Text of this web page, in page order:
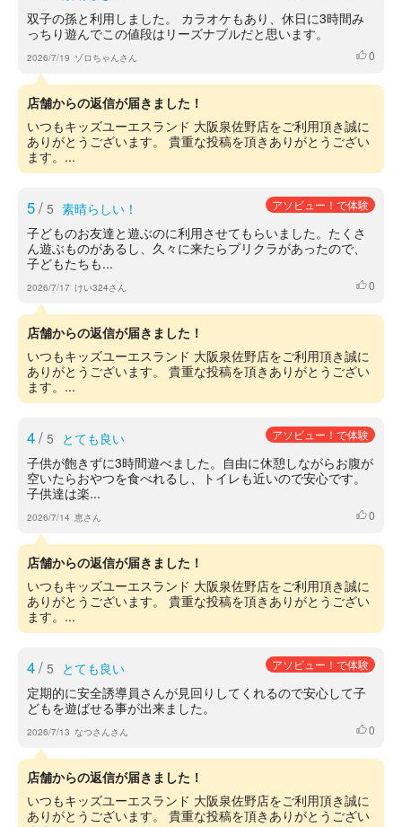
双子の孫と利用しました。 カラオケもあり、休日に3時間み
っちり遊んでこの値段はリーズナブルだと思います。
2026/7/19 ゾロちゃんさん いいね
0
店舗からの返信が届きました！
いつもキッズユーエスランド 大阪泉佐野店をご利用頂き誠に
ありがとうございます。 貴重な投稿を頂きありがとうござい
ます。...
5/ 5 素晴らしい！ アソビュー！で体験
子どものお友達と遊ぶのに利用させてもらいました。たくさ
ん遊ぶものがあるし、久々に来たらプリクラがあったので、
子どもたちも...
2026/7/17 けい324さん いいね
0
店舗からの返信が届きました！
いつもキッズユーエスランド 大阪泉佐野店をご利用頂き誠に
ありがとうございます。 貴重な投稿を頂きありがとうござい
ます。...
4/ 5 とても良い アソビュー！で体験
子供が飽きずに3時間遊べました。自由に休憩しながらお腹が
空いたらおやつを食べれるし、トイレも近いので安心です。
子供達は楽...
2026/7/14 恵さん いいね
0
店舗からの返信が届きました！
いつもキッズユーエスランド 大阪泉佐野店をご利用頂き誠に
ありがとうございます。 貴重な投稿を頂きありがとうござい
ます。...
4/ 5 とても良い アソビュー！で体験
定期的に安全誘導員さんが見回りしてくれるので安心して子
どもを遊ばせる事が出来ました。
2026/7/13 なつさんさん いいね
0
店舗からの返信が届きました！
いつもキッズユーエスランド 大阪泉佐野店をご利用頂き誠に
ありがとうございます。 貴重な投稿を頂きありがとうござい